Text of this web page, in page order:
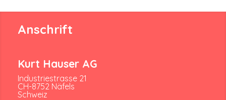
Anschrift
Kurt Hauser AG
Industriestrasse 21
CH-8752 Näfels
Schweiz